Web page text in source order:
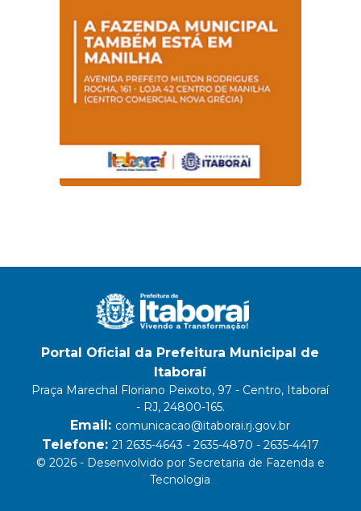
Magalhães Seabra
Portal Oficial da Prefeitura Municipal de
Itaboraí
Praça Marechal Floriano Peixoto, 97 - Centro, Itaboraí
- RJ, 24800-165.
Email: comunicacao@itaborai.rj.gov.br
Telefone: 21 2635-4643 - 2635-4870 - 2635-4417
© 2026 - Desenvolvido por Secretaria de Fazenda e
Tecnologia